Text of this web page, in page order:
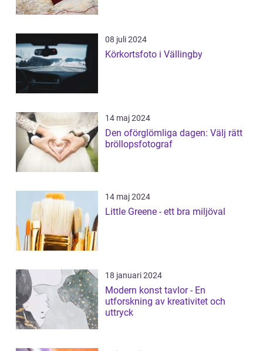
08 juli 2024
Körkortsfoto i Vällingby
14 maj 2024
Den oförglömliga dagen: Välj rätt
bröllopsfotograf
14 maj 2024
Little Greene - ett bra miljöval
18 januari 2024
Modern konst tavlor - En
utforskning av kreativitet och
uttryck